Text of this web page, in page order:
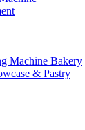
Machine Bakery
& Pastry